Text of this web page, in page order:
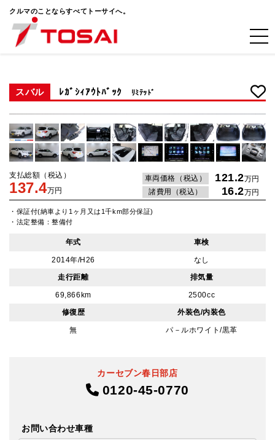
クルマのことならすべてトーサイへ。
スバル ﾚｶﾞｼｨｱｳﾄﾊﾞｯｸ ﾘﾐﾃｯﾄﾞ
支払総額（税込）
137.4万円
車両価格（税込） 121.2万円
諸費用（税込）
16.2万円
・保証付(納車より1ヶ月又は1千km部分保証)
・法定整備：整備付
年式 車検
2014年/H26
なし
走行距離
排気量
69,866km
2500cc
修復歴
外装色/内装色
無 パ－ルホワイト/黒革
カーセブン春日部店
0120-45-0770
お問い合わせ車種